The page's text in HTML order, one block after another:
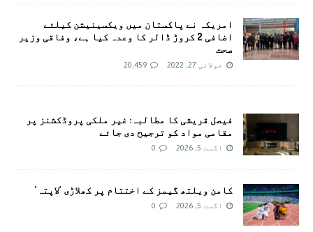
امريکہ نے پاکستان میں ویکسینیشن کیلئے
اضافی 2 کروڑ ڈالر کا وعدہ کیا ہے، وفاقی وزیر
صحت
جولائی 27, 2022 20,459
فیصل قریشی کا مطالبہ: غیر ملکی پروڈکشنز پر
مقامی مواد کو ترجیح دی جائے
اگست 5, 2026 0
کامن ویلتھ گیمز کے اختتام پر کھلاڑی ‘لاپتہ’
اگست 5, 2026 0